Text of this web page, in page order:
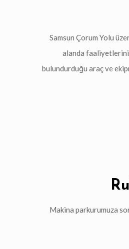
Samsun Çorum Yolu
alanda faaliyetlerini
bulundurduğu araç ve
Makina parkurumuza